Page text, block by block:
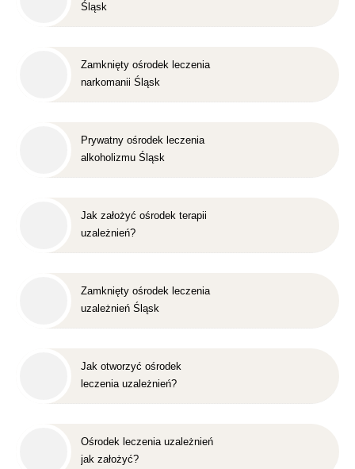
Śląsk
Zamknięty ośrodek leczenia
narkomanii Śląsk
Prywatny ośrodek leczenia
alkoholizmu Śląsk
Jak założyć ośrodek terapii
uzależnień?
Zamknięty ośrodek leczenia
uzależnień Śląsk
Jak otworzyć ośrodek
leczenia uzależnień?
Ośrodek leczenia uzależnień
jak założyć?